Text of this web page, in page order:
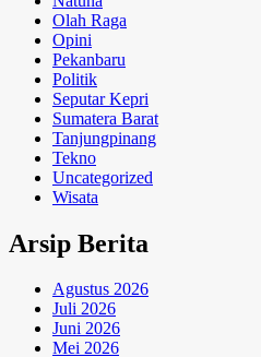
Olah Raga
Opini
Pekanbaru
Politik
Seputar Kepri
Sumatera Barat
Tanjungpinang
Tekno
Uncategorized
Wisata
Arsip Berita
Agustus 2026
Juli 2026
Juni 2026
Mei 2026